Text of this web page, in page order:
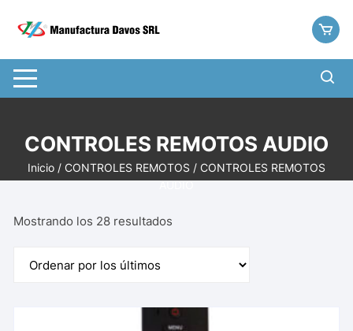
CONTROLES REMOTOS AUDIO
Inicio/ CONTROLES REMOTOS / CONTROLES REMOTOS
AUDIO
Mostrando los 28 resultados